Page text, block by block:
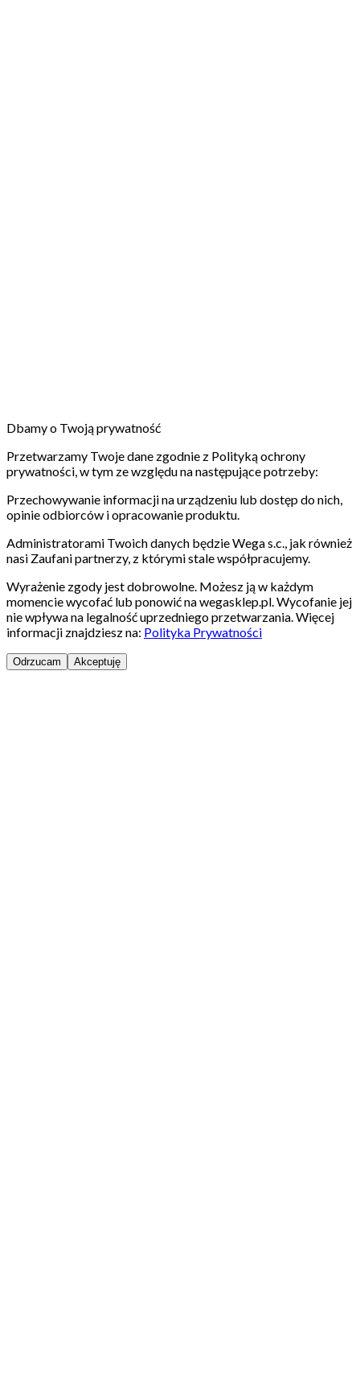
Dbamy o Twoją prywatność
Przetwarzamy Twoje dane zgodnie z Polityką ochrony
prywatności, w tym ze względu na następujące potrzeby:
Przechowywanie informacji na urządzeniu lub dostęp do nich,
opinie odbiorców i opracowanie produktu.
Administratorami Twoich danych będzie Wega s.c., jak również
nasi Zaufani partnerzy, z którymi stale współpracujemy.
Wyrażenie zgody jest dobrowolne. Możesz ją w każdym
momencie wycofać lub ponowić na wegasklep.pl. Wycofanie jej
nie wpływa na legalność uprzedniego przetwarzania. Więcej
informacji znajdziesz na: Polityka Prywatności
Odrzucam Akceptuję